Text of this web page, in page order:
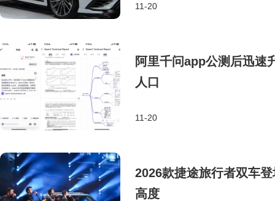
11-20
阿里千问app公测后迅速
人口
11-20
2026款捷途旅行者双车
高度